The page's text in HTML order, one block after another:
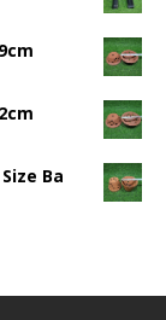
Ba